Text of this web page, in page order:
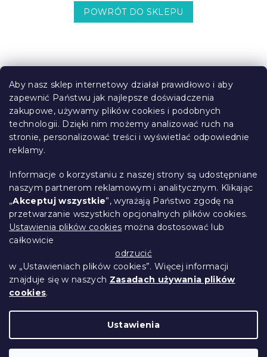
Aby nasz sklep internetowy działał prawidłowo i aby
zapewnić Państwu jak najlepsze doświadczenia
zakupowe, używamy plików cookies i podobnych
technologii. Dzięki nim możemy analizować ruch na
stronie, personalizować treści i wyświetlać odpowiednie
reklamy.
Informacje o korzystaniu z naszej strony są udostępniane
naszym partnerom reklamowym i analitycznym. Klikając
„Akceptuj wszystkie”, wyrażają Państwo zgodę na
przetwarzanie wszystkich opcjonalnych plików cookies.
Ustawienia plików cookies można dostosować lub
całkowicie
odrzucić
w „Ustawieniach plików cookies”. Więcej informacji
znajduje się w naszych Zasadach używania plików
cookies.
Ustawienia
POWRÓT DO SKLEPU
S
Informacje dla Ciebie
Śledzenie zamówienia
Opcje dostawy
Metody płatności
Reklamacje i zwroty towarów
Kontakt
Regulamin
Ochrona danych osobowych
Kodeks etyczny
Dla partnerów
Copyright 2026Przytulne Mieszkanie.
Wszystkie prawa zastrzeżone.Edytuj ustawienia